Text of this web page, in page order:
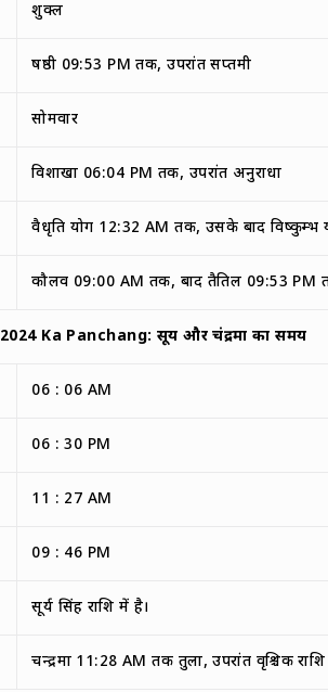
शुक्ल
षष्ठी 09:53 PM तक, उपरांत सप्तमी
सोमवार
विशाखा 06:04 PM तक, उपरांत अनुराधा
वैधृति योग 12:32 AM तक, उसके बाद विष्कुम्भ
कौलव 09:00 AM तक, बाद तैतिल 09:53 PM
2024 Ka Panchang: सूर्य और चंद्रमा का समय
06 : 06 AM
06 : 30 PM
11 : 27 AM
09 : 46 PM
सूर्य सिंह राशि में है।
चन्द्रमा 11:28 AM तक तुला, उपरांत वृश्चिक